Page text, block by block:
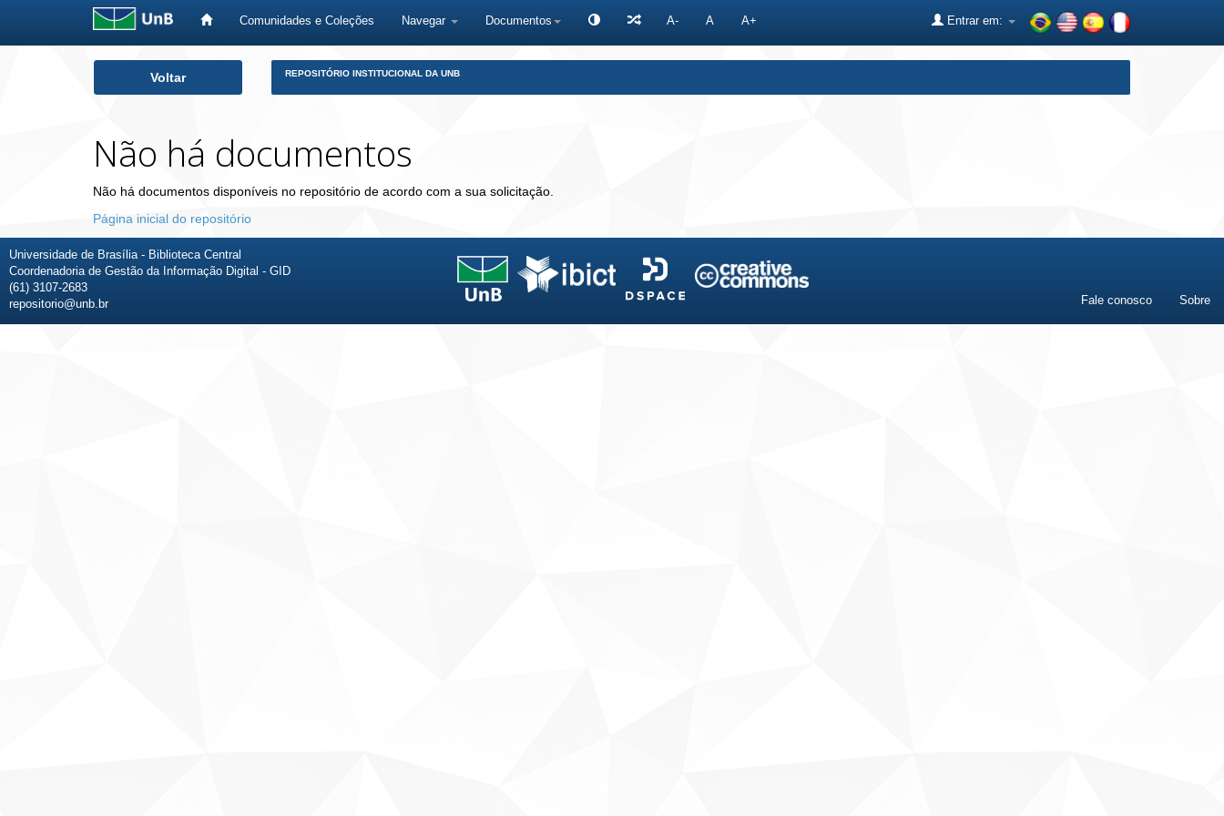
Comunidades e Coleções Navegar Documentos A- A A+ Entrar em:
Voltar REPOSITÓRIO INSTITUCIONAL DA UNB
Não há documentos
Não há documentos disponíveis no repositório de acordo com a sua solicitação.
Página inicial do repositório
Universidade de Brasília - Biblioteca Central
Coordenadoria de Gestão da Informação Digital - GID
(61) 3107-2683
repositorio@unb.br
Fale conosco Sobre